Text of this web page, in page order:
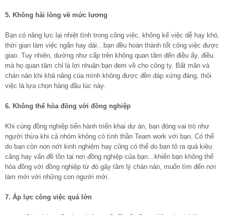
5. Không hài lòng về mức lương
Bạn có năng lực lại nhiệt tình trong công việc, không kể việc dễ hay khó,
thời gian làm việc ngắn hay dài…bạn đều hoàn thành tốt công việc được
giao. Tuy nhiên, dường như cấp trên không quan tâm đến điều ấy, điều
mà họ quan tâm chỉ là lợi nhuận bạn đem về cho công ty. Bất mãn và
chán nản khi khả năng của mình không được đền đáp xứng đáng, thôi
việc là lựa chọn hàng đầu lúc này.
6. Không thể hòa đồng với đồng nghiệp
Khi cùng đồng nghiệp tiến hành triển khai dự án, bạn đóng vai trò như
người thừa khi cả nhóm không có tình thần Team work với bạn. Có thể
do bạn còn non nớt kinh nghiệm hay cũng có thể do bạn tỏ ra quá kiêu
căng hay vấn đề tồn tại nơi đồng nghiệp của bạn…khiến bạn không thể
hòa đồng với đồng nghiệp từ đó gây tâm lý chán nản, muốn tìm đến nơi
làm mới với những con người mới.
7. Áp lực công việc quá lớn